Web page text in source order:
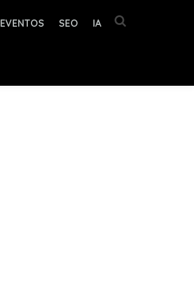
EVENTOS SEO IA